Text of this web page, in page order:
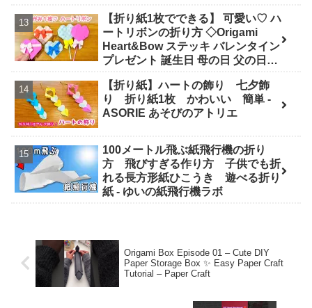
【折り紙1枚でできる】 可愛い♡ ハ
ートリボンの折り方 ◇Origami
Heart&Bow ステッキ バレンタイン
プレゼント 誕生日 母の日 父の日
Origami-plaza
【折り紙】ハートの飾り 七夕飾
り 折り紙1枚 かわいい 簡単 -
ASORIE あそびのアトリエ
100メートル飛ぶ紙飛行機の折り
方 飛びすぎる作り方 子供でも折
れる長方形紙ひこうき 遊べる折り
紙 - ゆいの紙飛行機ラボ
Origami Box Episode 01 – Cute DIY
Paper Storage Box ✨ Easy Paper Craft
Tutorial – Paper Craft